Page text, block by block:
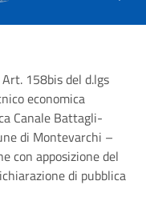
158bis del d.lgs
economica
Canale Battagli-
di Montevarchi –
con apposizione del
di pubblica